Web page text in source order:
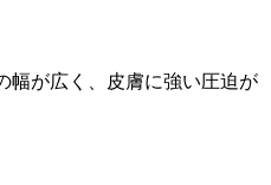
幅が広く、皮膚に強い圧迫が